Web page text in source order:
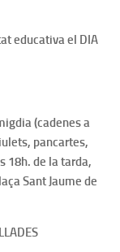
educativa el DIA
(cadenes a
pancartes,
18h. de la tarda,
Sant Jaume de